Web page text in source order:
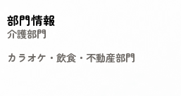
部門情報
介護部門
カラオケ・飲食・不動産部門